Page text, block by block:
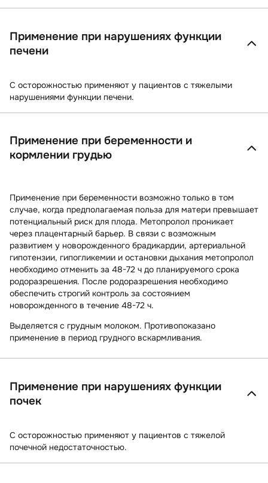
Применение при нарушениях функции
печени
С осторожностью применяют у пациентов с тяжелыми
нарушениями функции печени.
Применение при беременности и
кормлении грудью
Применение при беременности возможно только в том
случае, когда предполагаемая польза для матери превышает
потенциальный риск для плода. Метопролол проникает
через плацентарный барьер. В связи с возможным
развитием у новорожденного брадикардии, артериальной
гипотензии, гипогликемии и остановки дыхания метопролол
необходимо отменить за 48-72 ч до планируемого срока
родоразрешения. После родоразрешения необходимо
обеспечить строгий контроль за состоянием
новорожденного в течение 48-72 ч.
Выделяется с грудным молоком. Противопоказано
применение в период грудного вскармливания.
Применение при нарушениях функции
почек
С осторожностью применяют у пациентов с тяжелой
почечной недостаточностью.